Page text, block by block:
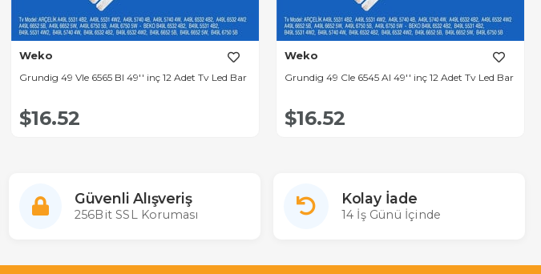
Weko
Grundig 49 Vle 6565 Bl 49'' inç 12 Adet Tv Led Bar
$16.52
Weko
Grundig 49 Cle 6545 Al 49'' inç 12 Adet Tv Led Bar
$16.52
Güvenli Alışveriş
256Bit SSL Koruması
Kolay İade
14 İş Günü İçinde